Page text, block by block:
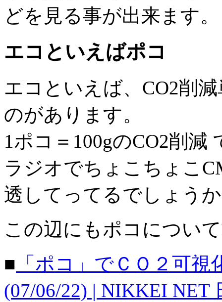
どを見る事が出来ます。
エコといえばポコ
エコといえば、CO2削
のがあります。
1ポコ＝100gのCO2削減
ラジオでちょこちょこ
透してってるでしょう
この辺にもポコについ
■ 「ポコ」でＣＯ２可
(07/06/22) | NIKKEI NET